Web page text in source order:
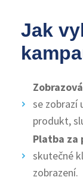
Jak
se zobrazí
produkt,
Platba za
skutečné
zobrazení.